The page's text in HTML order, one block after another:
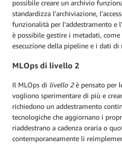
possibile creare un archivio
standardizza l'archiviazione,
funzionalità per l'addestramento e
è possibile gestire i metadati,
esecuzione della pipeline e i dati
MLOps di livello 2
Il MLOps di livello 2è pensato per
vogliono sperimentare di più e
richiedono un addestramento
tecnologiche che aggiornano i
riaddestrano a cadenza oraria o
contemporaneamente li